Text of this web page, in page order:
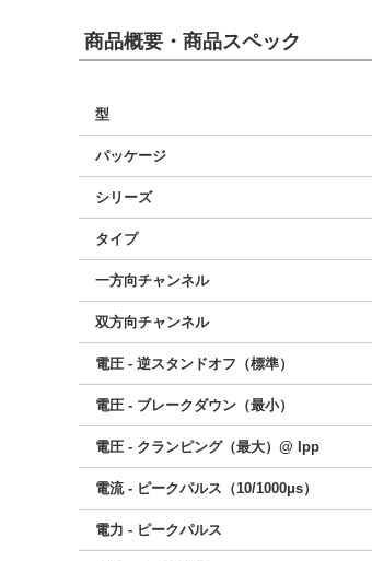
商品概要・商品スペック
型
パッケージ
シリーズ
タイプ
一方向チャンネル
双方向チャンネル
電圧 - 逆スタンドオフ（標準）
電圧 - ブレークダウン（最小）
電圧 - クランピング（最大）@ Ipp
電流 - ピークパルス（10/1000μs）
電力 - ピークパルス